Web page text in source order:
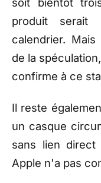
produit
calendrier.
de la
confirme à ce
Il reste
un casque
sans lien direct
Apple n'a pas